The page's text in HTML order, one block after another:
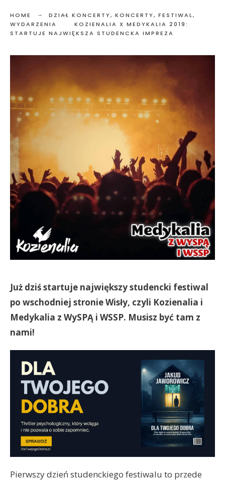
HOME DZIAŁ KONCERTY, KONCERTY, FESTIWAL,
WYDARZENIA
KOZIENALIA X MEDYKALIA 2019:
STARTUJE NAJWIĘKSZA STUDENCKA IMPREZA
Już dziś startuje największy studencki festiwal
po wschodniej stronie Wisły, czyli Kozienalia i
Medykalia z WySPĄ i WSSP. Musisz być tam z
nami!
Pierwszy dzień studenckiego festiwalu to przede